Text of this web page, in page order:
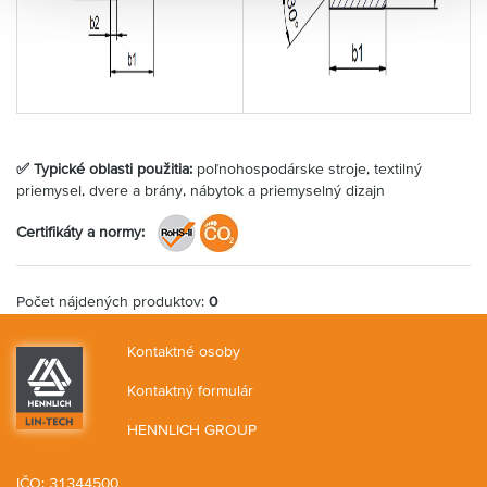
✅ Typické oblasti použitia: poľnohospodárske stroje, textilný
priemysel, dvere a brány, nábytok a priemyselný dizajn
Certifikáty a normy:
Počet nájdených produktov: 0
Kontaktné osoby
Kontaktný formulár
HENNLICH GROUP
IČO: 31344500